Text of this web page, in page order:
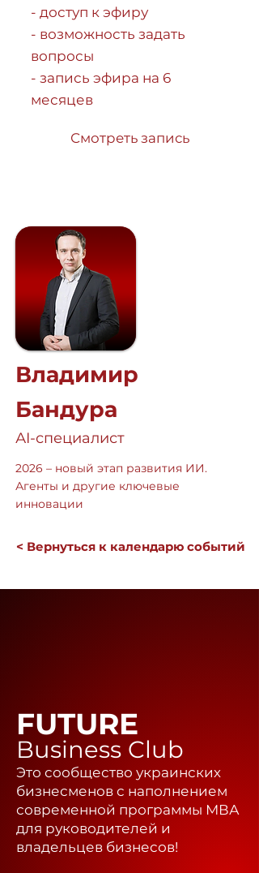
- доступ к эфиру
- возможность задать
вопросы
- запись эфира на 6
месяцев
Смотреть запись
Владимир
Бандура
АI-специалист
2026 – новый этап развития ИИ.
Агенты и другие ключевые
инновации
< Вернуться к календарю событий
FUTURE
Business Club
Это сообщество украинских
бизнесменов с наполнением
современной программы МВА
для руководителей и
владельцев бизнесов!